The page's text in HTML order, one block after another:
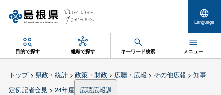
Language
目的で探す 組織で探す キーワード検索 メニュー
トップ> 県政・統計> 政策・財政 > 広聴・広報 > その他広報 > 知事
定例記者会見> 24年度 広聴広報課